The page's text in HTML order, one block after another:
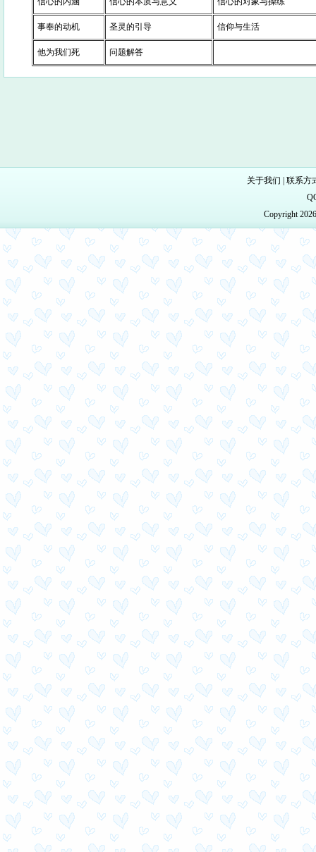
事奉的动机 圣灵的引导 信仰与生活
他为我们死 问题解答
关于我们
联系方
Copyright